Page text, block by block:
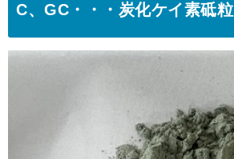
C、GC・・・炭化ケイ素砥粒